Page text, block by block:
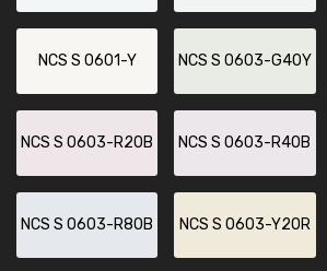
NCS S 0601-Y NCS S 0603-G40Y
NCS S 0603-R20B NCS S 0603-R40B
NCS S 0603-R80B NCS S 0603-Y20R